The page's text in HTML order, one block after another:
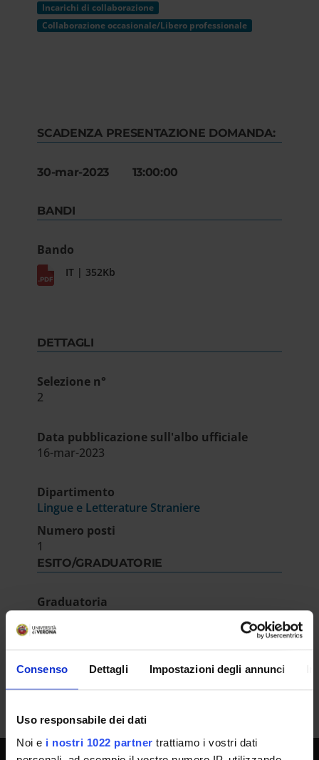
Consenso Dettagli Impostazioni degli annunci
Uso responsabile dei dati
Noi e i nostri 1022 partner trattiamo i vostri dati
Incarichi di collaborazione
Collaborazione occasionale/Libero professionale
SCADENZA PRESENTAZIONE DOMANDA:
30-mar-2023 13:00:00
BANDI
Bando
IT | 352Kb
DETTAGLI
Selezione n°
2
Data pubblicazione sull'albo ufficiale
16-mar-2023
Dipartimento
Lingue e Letterature Straniere
Numero posti
1
ESITO/GRADUATORIE
Graduatoria